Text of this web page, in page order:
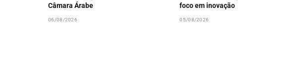
Câmara Árabe
06/08/2026
foco em inovação
05/08/2026